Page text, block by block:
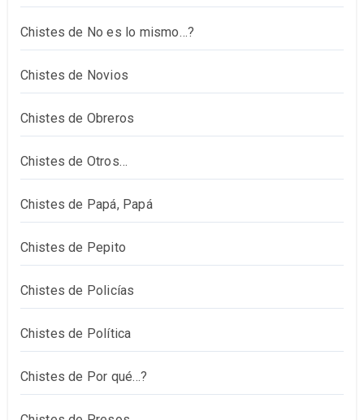
Chistes de No es lo mismo…?
Chistes de Novios
Chistes de Obreros
Chistes de Otros…
Chistes de Papá, Papá
Chistes de Pepito
Chistes de Policías
Chistes de Política
Chistes de Por qué…?